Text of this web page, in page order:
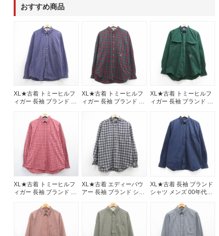
すべての年代を見る
週刊ラッシュアウト新聞
古着コラム
メディア・イベント情報
Youtube 古着屋Rush Out チャンネル
スタッフコーディネート
おすすめ商品
XL★古着 トミーヒルフ
ィガー 長袖 ブランド シ
ワンポイントロゴ ロン
グ丈 コットン ボタンダ
ウン パープル チェック
【spe】 26aug06
XL★古着 トミーヒルフ
ィガー 長袖 ブランド シ
ワンポイントロゴ 大き
いサイズ コットン ボタ
ンダウン グリーン チェ
ック 26aug06
XL★古着 トミーヒルフ
ィガー 長袖 ブランド シ
ワンポイントロゴ コッ
トン ボタンダウン グリ
ーン 26aug06
XL★古着 トミーヒルフ
ィガー 長袖 ブランド シ
ワンポイントロゴ コッ
トン ボタンダウン レッ
ド チェック 26aug06
XL★古着 エディーバウ
アー 長袖 ブランド シャ
ットン ボタンダウン ネ
イビー チェック
26aug06
XL★古着 長袖 ブランド
シャツ メンズ 00年代
トン ボタンダウン ネイ
ビー 26aug06